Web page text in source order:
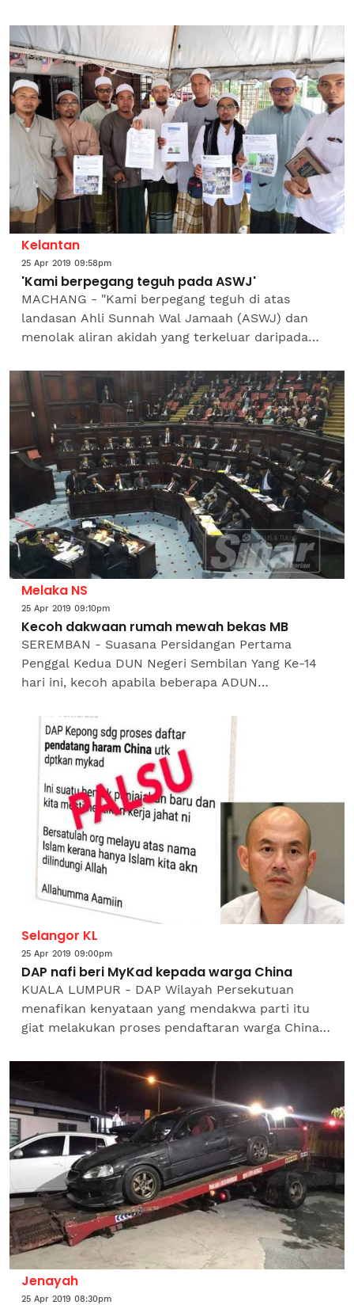
pengenalan ais kepal...
Kelantan
25 Apr 2019 09:58pm
'Kami berpegang teguh pada ASWJ'
MACHANG - "Kami berpegang teguh di atas
landasan Ahli Sunnah Wal Jamaah (ASWJ) dan
menolak aliran akidah yang terkeluar daripada
Madrasah Ribat...
Melaka NS
25 Apr 2019 09:10pm
Kecoh dakwaan rumah mewah bekas MB
SEREMBAN - Suasana Persidangan Pertama
Penggal Kedua DUN Negeri Sembilan Yang Ke-14
hari ini, kecoh apabila beberapa ADUN
menarik balik kenyataannya yang...
Selangor KL
25 Apr 2019 09:00pm
DAP nafi beri MyKad kepada warga China
KUALA LUMPUR - DAP Wilayah Persekutuan
menafikan kenyataan yang mendakwa parti itu
giat melakukan proses pendaftaran warga China
Setiausahanya, Lim Lip Eng berkata,...
Jenayah
25 Apr 2019 08:30pm